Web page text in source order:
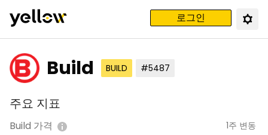
로그인
Build BUILD #5487
주요 지표
Build 가격
1주 변동